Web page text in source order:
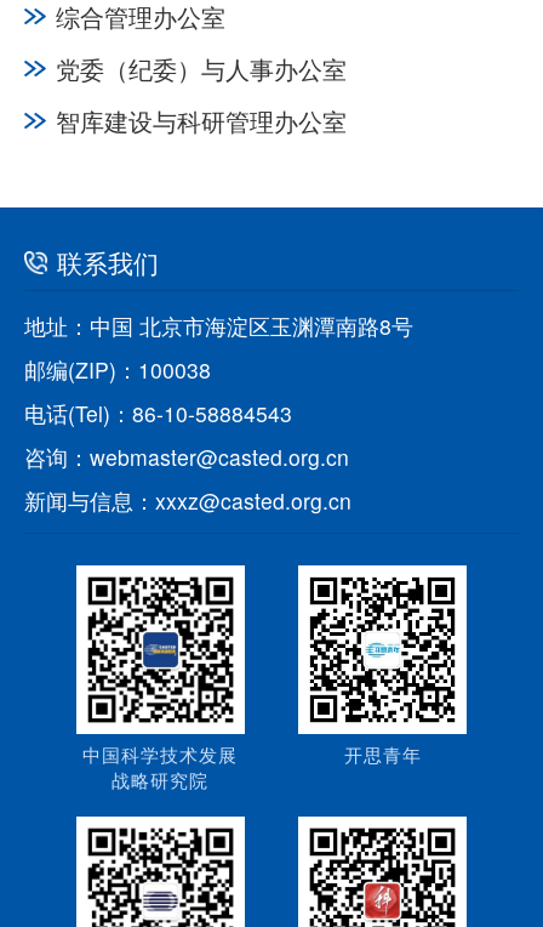
综合管理办公室
党委（纪委）与人事办公室
智库建设与科研管理办公室
联系我们
地址：中国 北京市海淀区玉渊潭南路8号
邮编(ZIP)：100038
电话(Tel)：86-10-58884543
咨询：webmaster@casted.org.cn
新闻与信息：xxxz@casted.org.cn
中国科学技术发展
战略研究院
开思青年